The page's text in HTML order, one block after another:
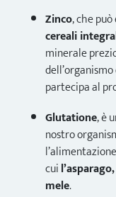
Zinco, che
cereali
minerale
partecipa al
Glutatione, è
nostro
cui
mele.